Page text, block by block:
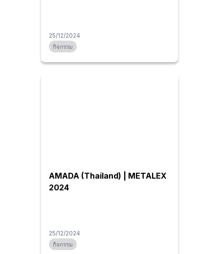
25/12/2024
กิจกรรม
AMADA (Thailand) | METALEX
2024
25/12/2024
กิจกรรม